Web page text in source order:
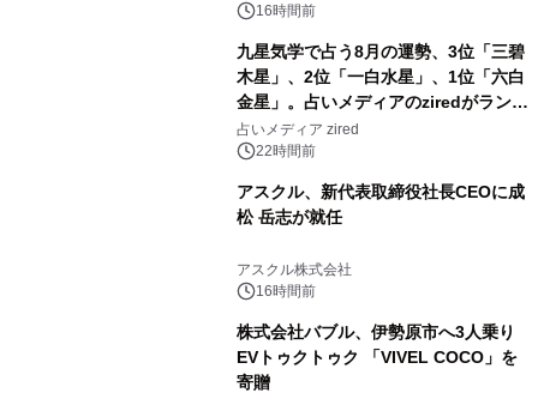
16時間前
九星気学で占う8月の運勢、3位「三碧
木星」、2位「一白水星」、1位「六白
金星」。占いメディアのziredがランキ
ングを発表
占いメディア zired
22時間前
アスクル、新代表取締役社長CEOに成
松 岳志が就任
アスクル株式会社
16時間前
株式会社バブル、伊勢原市へ3人乗り
EVトゥクトゥク 「VIVEL COCO」を
寄贈